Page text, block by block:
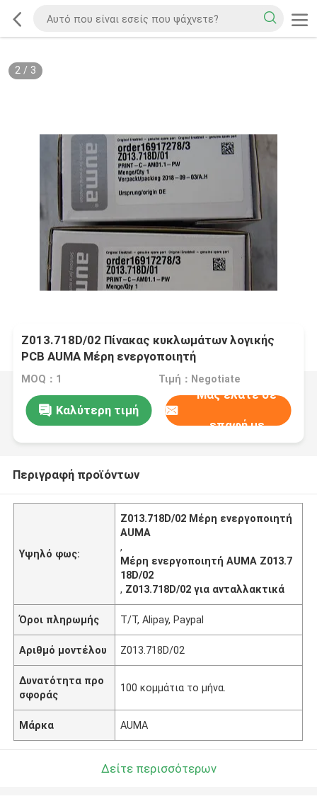
2/ 3
Z013.718D/02 Πίνακας κυκλωμάτων λογικής
PCB AUMA Μέρη ενεργοποιητή
MOQ：1 Τιμή：Negotiate
Καλύτερη τιμή
Μας ελάτε σε
επαφή με
Περιγραφή προϊόντων
Υψηλό φως:
Z013.718D/02 Μέρη ενεργοποιητή
AUMA
,
Μέρη ενεργοποιητή AUMA Z013.7
18D/02
, Z013.718D/02 για ανταλλακτικά
Όροι πληρωμής Τ/Τ, Alipay, Paypal
Αριθμό μοντέλου Z013.718D/02
Δυνατότητα προ
σφοράς
100 κομμάτια το μήνα.
Μάρκα AUMA
Δείτε περισσότερων